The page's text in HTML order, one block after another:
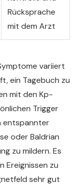
Rücksprache
mit dem Arzt
variiert
ein Tagebuch zu
mit den Kp-
Trigger
entspannter
oder Baldrian
zu mildern. Es
Ereignissen zu
sehr gut